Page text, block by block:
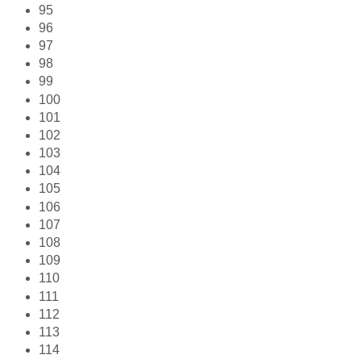
95
96
97
98
99
100
101
102
103
104
105
106
107
108
109
110
111
112
113
114